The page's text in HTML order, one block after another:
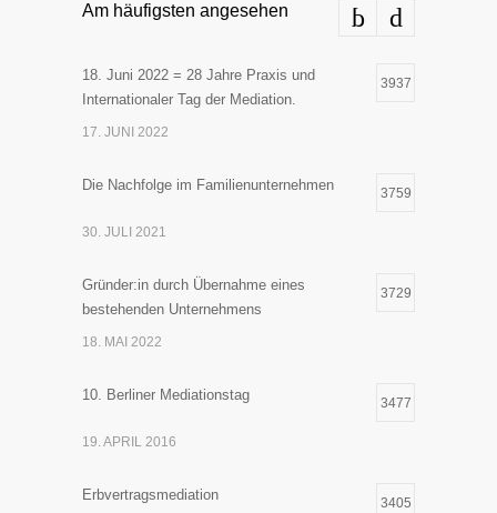
Am häufigsten angesehen
18. Juni 2022 = 28 Jahre Praxis und
Internationaler Tag der Mediation.
3937
17. JUNI 2022
Die Nachfolge im Familienunternehmen 3759
30. JULI 2021
Gründer:in durch Übernahme eines
bestehenden Unternehmens
3729
18. MAI 2022
10. Berliner Mediationstag 3477
19. APRIL 2016
Erbvertragsmediation 3405